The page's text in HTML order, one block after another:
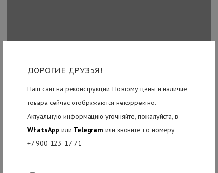
ДОРОГИЕ ДРУЗЬЯ!
Наш сайт на реконструкции. Поэтому цены и наличие
товара сейчас отображаются некорректно.
Актуальную информацию уточняйте, пожалуйста, в
WhatsApp или Telegram или звоните по номеру
+7 900-123-17-71